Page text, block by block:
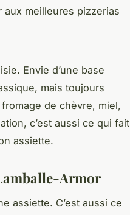
aux meilleures pizzerias
Envie d’une base
mais toujours
de chèvre, miel,
c’est aussi ce qui fait
assiette.
Armor
assiette. C’est aussi ce